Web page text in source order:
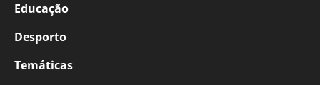
Educação
Desporto
Temáticas